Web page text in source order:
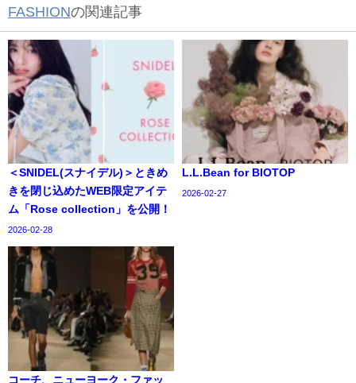
FASHIONの関連記事
＜SNIDEL(スナイデル)＞ときめ
きを閉じ込めたWEB限定アイテ
ム「Rose collection」を公開！
2026-02-28
L.L.Bean for BIOTOP
2026-02-27
コーチ、ニューヨーク・ファッ